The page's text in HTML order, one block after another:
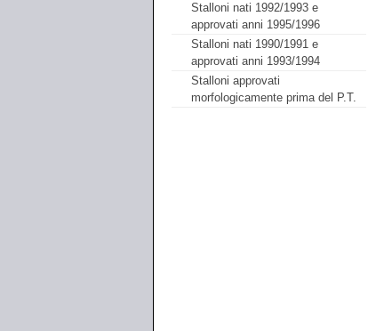
Stalloni nati 1992/1993 e
approvati anni 1995/1996
Stalloni nati 1990/1991 e
approvati anni 1993/1994
Stalloni approvati
morfologicamente prima del P.T.